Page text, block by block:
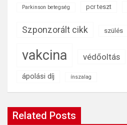
Parkinson betegség pcr teszt
Szponzorált cikk szülés
vakcina védőoltás
ápolási díj ínszalag
Related Posts